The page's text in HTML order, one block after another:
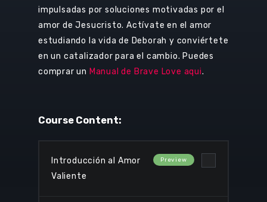
impulsadas por soluciones motivadas por el
amor de Jesucristo. Actívate en el amor
estudiando la vida de Deborah y conviértete
en un catalizador para el cambio. Puedes
comprar un Manual de Brave Love aqui.
Course Content:
Introducción al Amor
Valiente